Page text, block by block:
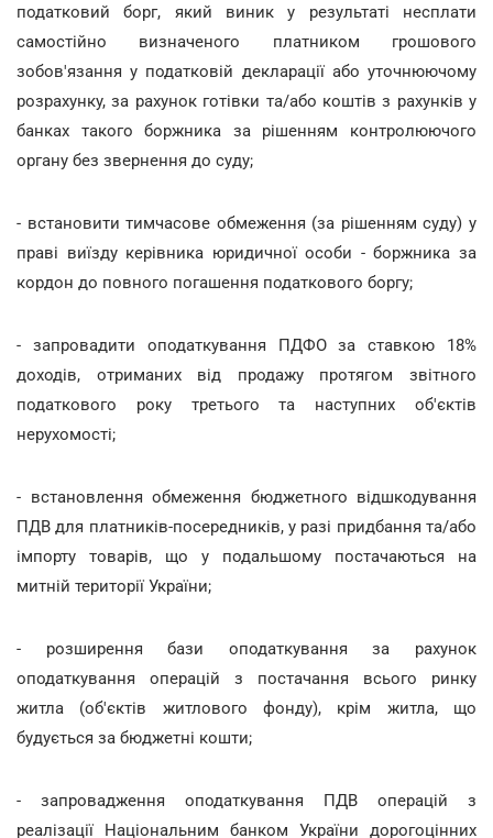
податковий борг, який виник у результаті несплати
самостійно визначеного платником грошового
зобов'язання у податковій декларації або уточнюючому
розрахунку, за рахунок готівки та/або коштів з рахунків у
банках такого боржника за рішенням контролюючого
органу без звернення до суду;
- встановити тимчасове обмеження (за рішенням суду) у
праві виїзду керівника юридичної особи - боржника за
кордон до повного погашення податкового боргу;
- запровадити оподаткування ПДФО за ставкою 18%
доходів, отриманих від продажу протягом звітного
податкового року третього та наступних об'єктів
нерухомості;
- встановлення обмеження бюджетного відшкодування
ПДВ для платників-посередників, у разі придбання та/або
імпорту товарів, що у подальшому постачаються на
митній території України;
- розширення бази оподаткування за рахунок
оподаткування операцій з постачання всього ринку
житла (об'єктів житлового фонду), крім житла, що
будується за бюджетні кошти;
- запровадження оподаткування ПДВ операцій з
реалізації Національним банком України дорогоцінних